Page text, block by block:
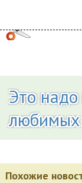
Это надо
любимых
Похожие